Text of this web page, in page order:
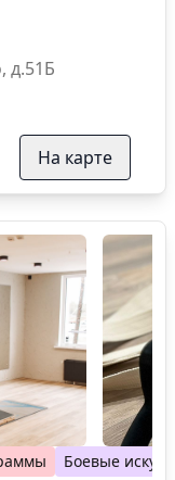
д.51Б
На карте
Боевые